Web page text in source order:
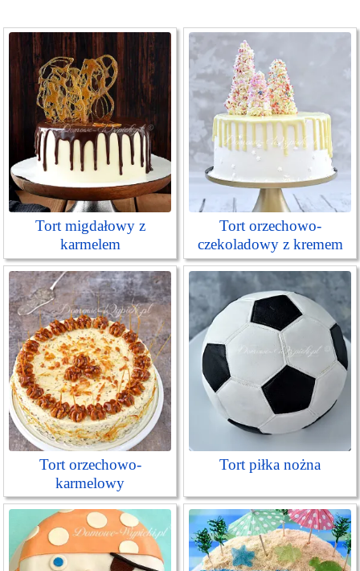
Tort migdałowy z
karmelem
Tort orzechowo-
czekoladowy z kremem
spekulatius
Tort orzechowo-
karmelowy
Tort piłka nożna